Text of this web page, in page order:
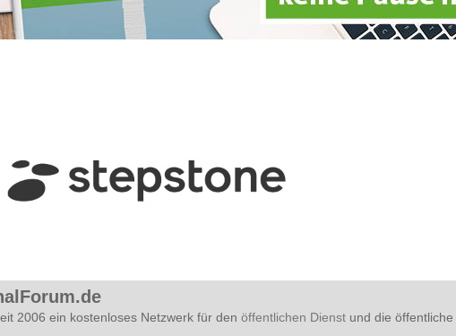
2006 ein kostenloses Netzwerk für den öffentlichen Dienst und die